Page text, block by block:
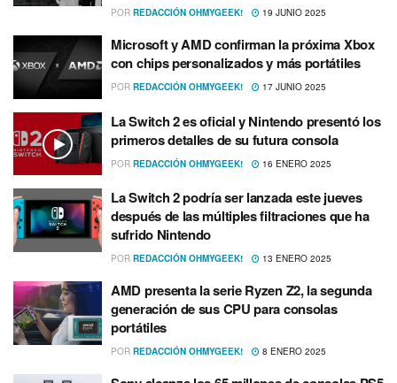
POR REDACCIÓN OHMYGEEK! 19 JUNIO 2025
Microsoft y AMD confirman la próxima Xbox
con chips personalizados y más portátiles
POR REDACCIÓN OHMYGEEK! 17 JUNIO 2025
La Switch 2 es oficial y Nintendo presentó los
primeros detalles de su futura consola
POR REDACCIÓN OHMYGEEK! 16 ENERO 2025
La Switch 2 podría ser lanzada este jueves
después de las múltiples filtraciones que ha
sufrido Nintendo
POR REDACCIÓN OHMYGEEK! 13 ENERO 2025
AMD presenta la serie Ryzen Z2, la segunda
generación de sus CPU para consolas
portátiles
POR REDACCIÓN OHMYGEEK! 8 ENERO 2025